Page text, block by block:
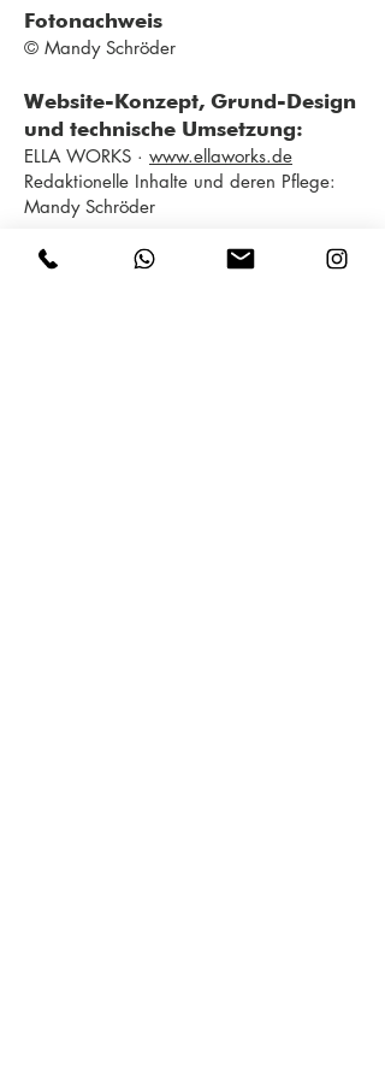
Fotonachweis
© Mandy Schröder
Website-Konzept, Grund-Design
und technische Umsetzung:
ELLA WORKS · www.ellaworks.de
Redaktionelle Inhalte und deren Pflege:
Mandy Schröder